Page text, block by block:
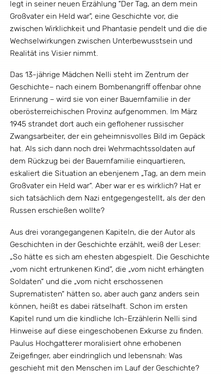
legt in seiner neuen Erzählung "Der Tag, an dem mein
Großvater ein Held war", eine Geschichte vor, die
zwischen Wirklichkeit und Phantasie pendelt und die die
Wechselwirkungen zwischen Unterbewusstsein und
Realität ins Visier nimmt.
Das 13-jährige Mädchen Nelli steht im Zentrum der
Geschichte– nach einem Bombenangriff offenbar ohne
Erinnerung – wird sie von einer Bauernfamilie in der
oberösterreichischen Provinz aufgenommen. Im März
1945 strandet dort auch ein geflohener russischer
Zwangsarbeiter, der ein geheimnisvolles Bild im Gepäck
hat. Als sich dann noch drei Wehrmachtssoldaten auf
dem Rückzug bei der Bauernfamilie einquartieren,
eskaliert die Situation an ebenjenem „Tag, an dem mein
Großvater ein Held war“. Aber war er es wirklich? Hat er
sich tatsächlich dem Nazi entgegengestellt, als der den
Russen erschießen wollte?
Aus drei vorangegangenen Kapiteln, die der Autor als
Geschichten in der Geschichte erzählt, weiß der Leser:
„So hätte es sich am ehesten abgespielt. Die Geschichte
„vom nicht ertrunkenen Kind“, die „vom nicht erhängten
Soldaten“ und die „vom nicht erschossenen
Suprematisten“ hätten so, aber auch ganz anders sein
können, heißt es dabei rätselhaft. Schon im ersten
Kapitel rund um die kindliche Ich-Erzählerin Nelli sind
Hinweise auf diese eingeschobenen Exkurse zu finden.
Paulus Hochgatterer moralisiert ohne erhobenen
Zeigefinger, aber eindringlich und lebensnah: Was
geschieht mit den Menschen im Lauf der Geschichte?